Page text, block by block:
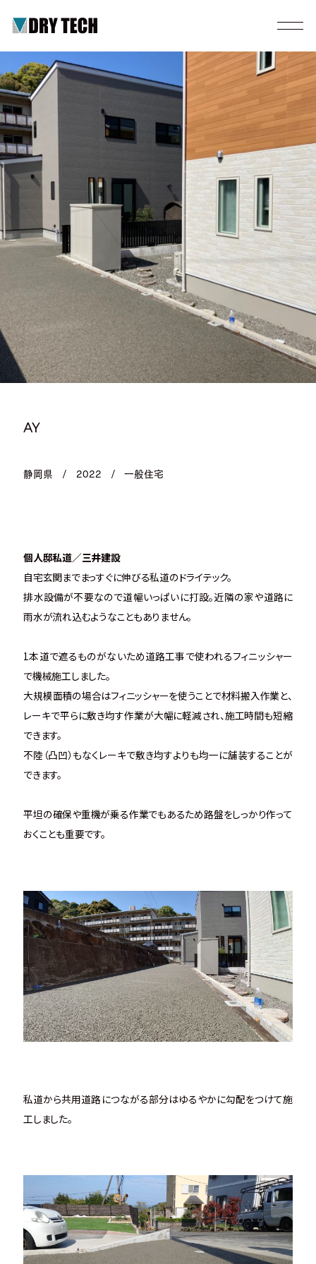
AY
静岡県 / 2022 / 一般住宅
個人邸私道／三井建設
自宅玄関までまっすぐに伸びる私道のドライテック。
排水設備が不要なので道幅いっぱいに打設。近隣の家や道路に
雨水が流れ込むようなこともありません。
1本道で遮るものがないため道路工事で使われるフィニッシャー
で機械施工しました。
大規模面積の場合はフィニッシャーを使うことで材料搬入作業と、
レーキで平らに敷き均す作業が大幅に軽減され、施工時間も短縮
できます。
不陸（凸凹）もなくレーキで敷き均すよりも均一に舗装することが
できます。
平坦の確保や重機が乗る作業でもあるため路盤をしっかり作って
おくことも重要です。
私道から共用道路につながる部分はゆるやかに勾配をつけて施
工しました。